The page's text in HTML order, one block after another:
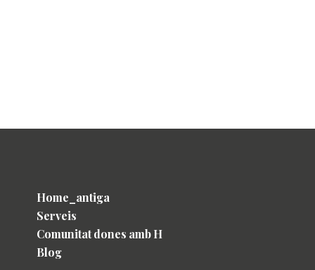
Home_antiga
Serveis
Comunitat dones amb H
Blog